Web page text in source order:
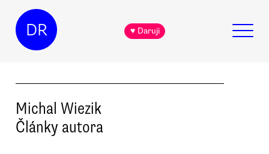
DR ♥ Daruji
Michal Wiezik
Články autora